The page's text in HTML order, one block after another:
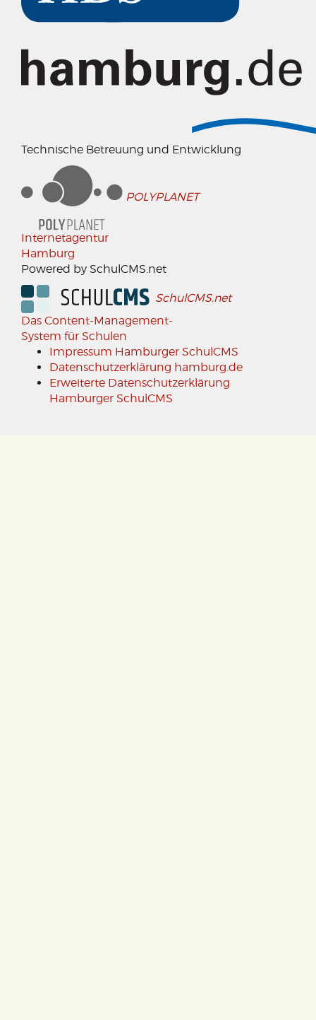
Technische Betreuung und Entwicklung
POLYPLANET
Internetagentur
Hamburg
Powered by SchulCMS.net
SchulCMS.net
Das Content-Management-
System für Schulen
Impressum Hamburger SchulCMS
Datenschutzerklärung hamburg.de
Erweiterte Datenschutzerklärung
Hamburger SchulCMS